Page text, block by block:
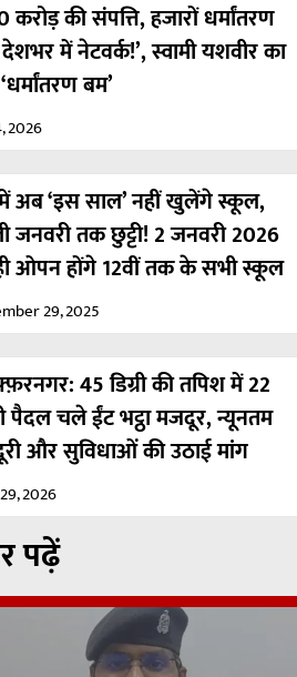
करोड़ की संपत्ति, हजारों धर्मांतरण
में नेटवर्क!’, स्वामी यशवीर का
बम’
2026
अब ‘इस साल’ नहीं खुलेंगे स्कूल,
जनवरी तक छुट्टी! 2 जनवरी 2026
ओपन होंगे 12वीं तक के सभी स्कूल
29, 2025
45 डिग्री की तपिश में 22
पैदल चले ईंट भट्ठा मजदूर, न्यूनतम
और सुविधाओं की उठाई मांग
2026
पढ़ें